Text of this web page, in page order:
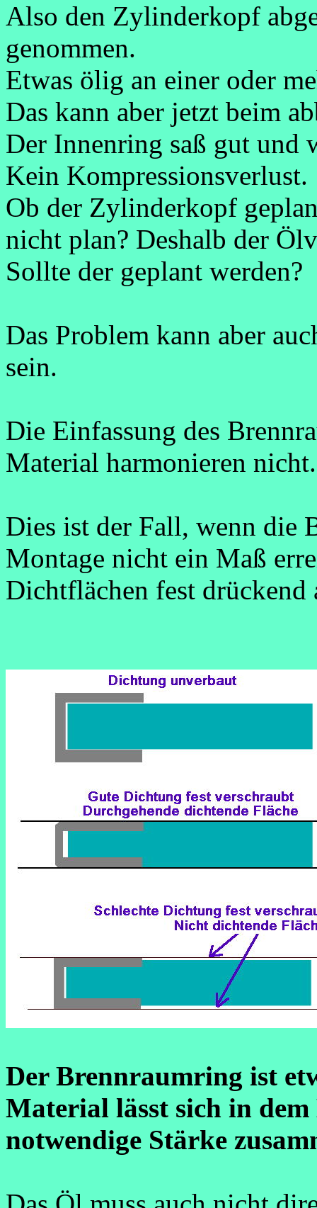
Also den Zylinderkopf
genommen.
Etwas ölig an einer oder
Das kann aber jetzt beim
Der Innenring saß gut und
Kein Kompressionsverlust.
Ob der Zylinderkopf
nicht plan? Deshalb der
Sollte der geplant werden?
Das Problem kann aber
sein.
Die Einfassung des
Material harmonieren nicht.
Dies ist der Fall, wenn die
Montage nicht ein Maß
Dichtflächen fest drückend
Der Brennraumring ist
Material lässt sich in
notwendige Stärke